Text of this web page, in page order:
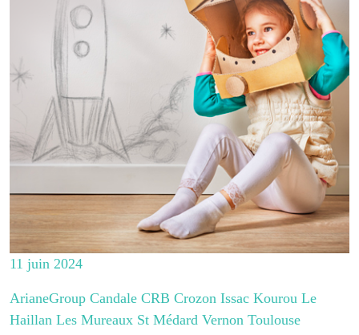
11 juin 2024
ArianeGroup Candale CRB Crozon Issac Kourou Le
Haillan Les Mureaux St Médard Vernon Toulouse